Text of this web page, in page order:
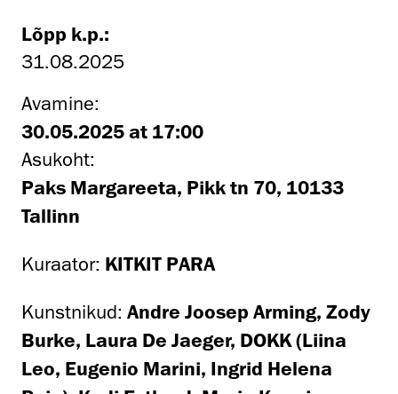
Lõpp k.p.:
31.08.2025
Avamine:
30.05.2025 at 17:00
Asukoht:
Paks Margareeta, Pikk tn 70, 10133
Tallinn
Kuraator: KITKIT PARA
Kunstnikud: Andre Joosep Arming, Zody
Burke, Laura De Jaeger, DOKK (Liina
Leo, Eugenio Marini, Ingrid Helena